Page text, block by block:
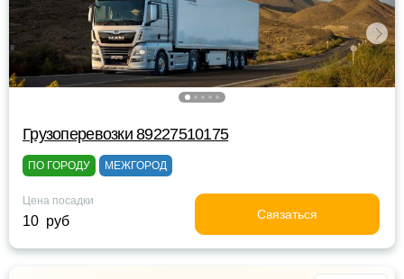
Грузоперевозки 89227510175
ПО ГОРОДУ МЕЖГОРОД
Цена посадки
10 руб Связаться